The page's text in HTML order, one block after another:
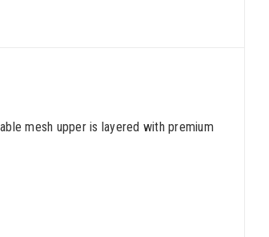
mesh upper is layered with premium